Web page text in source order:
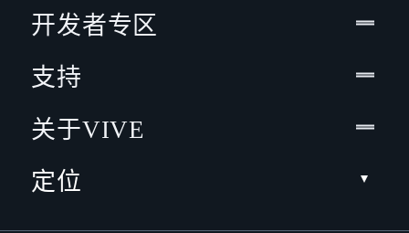
开发者专区
支持
关于VIVE
定位